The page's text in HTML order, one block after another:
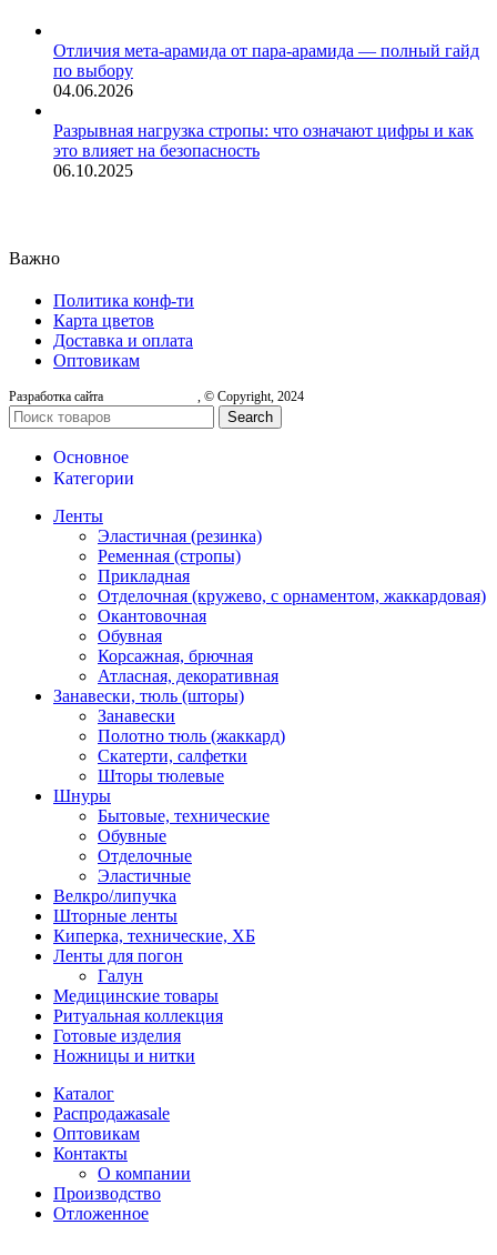
Отличия мета-арамида от пара-арамида — полный гайд
по выбору
04.06.2026
Разрывная нагрузка стропы: что означают цифры и как
это влияет на безопасность
06.10.2025
Важно
Политика конф-ти
Карта цветов
Доставка и оплата
Оптовикам
Разработка сайта , © Copyright, 2024
Search
Основное
Категории
Ленты
Эластичная (резинка)
Ременная (стропы)
Прикладная
Отделочная (кружево, с орнаментом, жаккардовая)
Окантовочная
Обувная
Корсажная, брючная
Атласная, декоративная
Занавески, тюль (шторы)
Занавески
Полотно тюль (жаккард)
Скатерти, салфетки
Шторы тюлевые
Шнуры
Бытовые, технические
Обувные
Отделочные
Эластичные
Велкро/липучка
Шторные ленты
Киперка, технические, ХБ
Ленты для погон
Галун
Медицинские товары
Ритуальная коллекция
Готовые изделия
Ножницы и нитки
Каталог
Распродажаsale
Оптовикам
Контакты
О компании
Производство
Отложенное